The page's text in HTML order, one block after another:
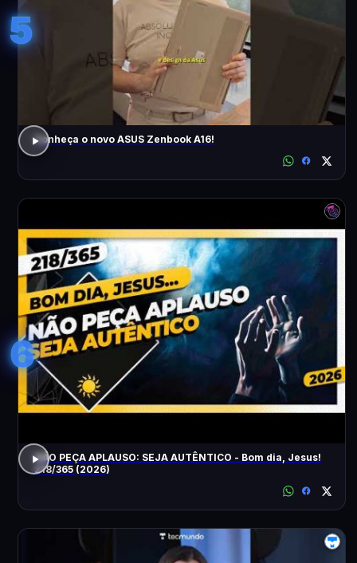
5
Conheça o novo ASUS Zenbook A16!
6
NÃO PEÇA APLAUSO: SEJA AUTÊNTICO - Bom dia, Jesus!
218/365 (2026)